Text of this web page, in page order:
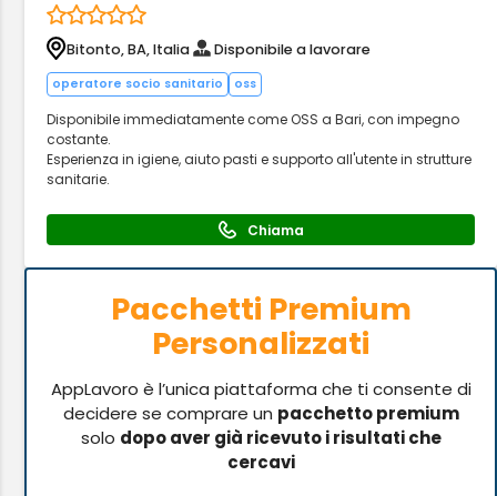
Bitonto, BA, Italia Disponibile a lavorare
operatore socio sanitario oss
Disponibile immediatamente come OSS a Bari, con impegno
costante.
Esperienza in igiene, aiuto pasti e supporto all'utente in strutture
sanitarie.
Chiama
Pacchetti Premium
Personalizzati
AppLavoro è l’unica piattaforma che ti consente di
decidere se comprare un pacchetto premium
solo dopo aver già ricevuto i risultati che
cercavi